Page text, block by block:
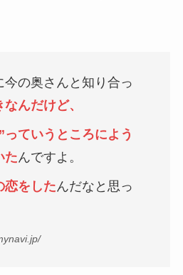
今の奥さんと知り合っ
んだけど、
っていうところによう
たんですよ。
恋をしたんだなと思っ